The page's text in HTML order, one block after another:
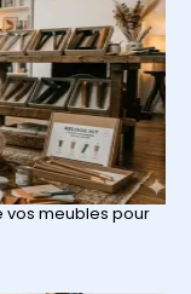
vos meubles pour